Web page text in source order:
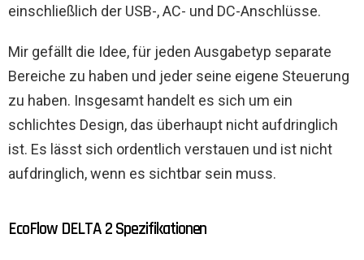
einschließlich der USB-, AC- und DC-Anschlüsse.
Mir gefällt die Idee, für jeden Ausgabetyp separate
Bereiche zu haben und jeder seine eigene Steuerung
zu haben. Insgesamt handelt es sich um ein
schlichtes Design, das überhaupt nicht aufdringlich
ist. Es lässt sich ordentlich verstauen und ist nicht
aufdringlich, wenn es sichtbar sein muss.
EcoFlow DELTA 2 Spezifikationen